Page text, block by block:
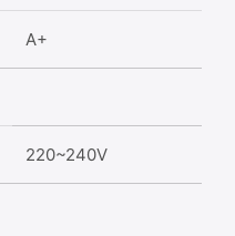
A+
220~240V